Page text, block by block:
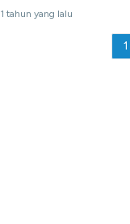
1 tahun yang lalu
1